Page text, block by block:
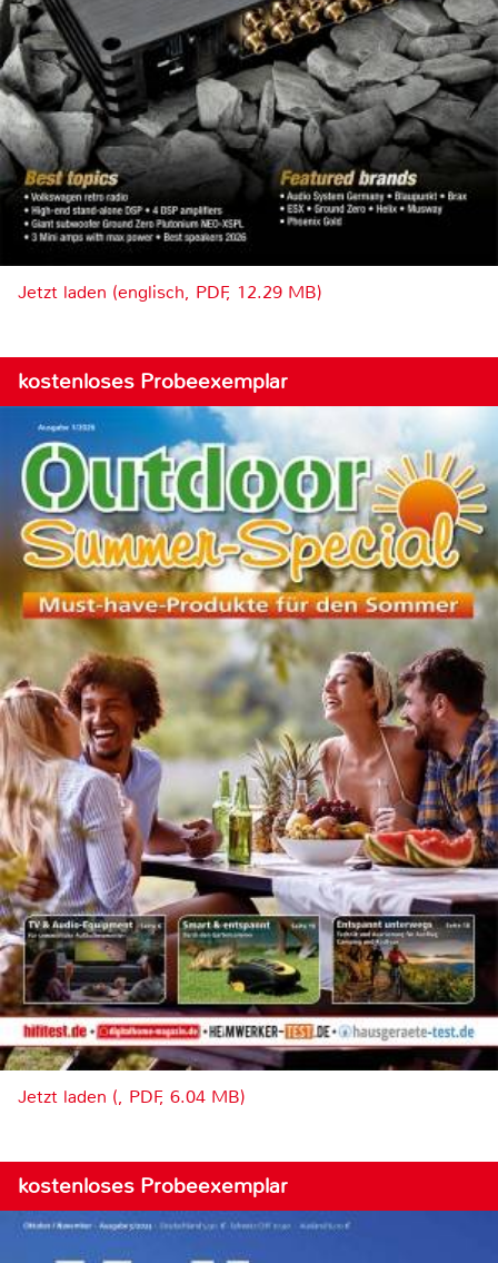
Jetzt laden (englisch, PDF, 12.29 MB)
kostenloses Probeexemplar
Jetzt laden (, PDF, 6.04 MB)
kostenloses Probeexemplar